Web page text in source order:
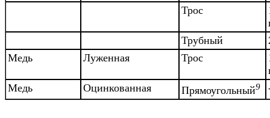
Трос
Трубный
Медь
Луженная Трос
Медь
Оцинкованная Прямоугольный9